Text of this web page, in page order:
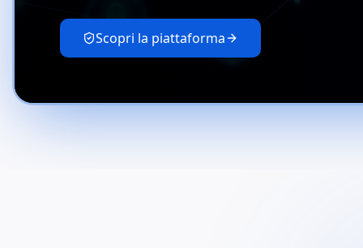
Scopri la piattaforma